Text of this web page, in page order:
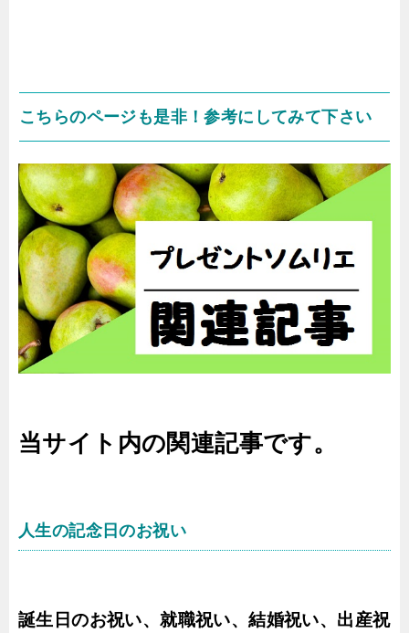
こちらのページも是非！参考にしてみて下さい
当サイト内の関連記事です。
人生の記念日のお祝い
誕生日のお祝い、就職祝い、結婚祝い、出産祝